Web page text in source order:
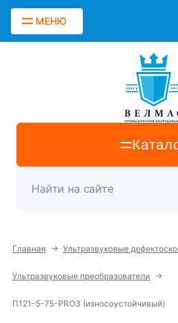
МЕНЮ
Главная → Ультразвуковые
Ультразвуковые преобразователи →
П121-5-75-PRO3 (износоустойчивый)